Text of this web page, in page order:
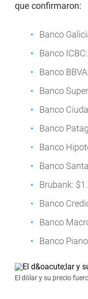
que confirmaron:
Banco
Banco
Banco
Banco
Banco
Banco
Banco
Banco
Brubank:
Banco
Banco
Banco
El dólar y su precio